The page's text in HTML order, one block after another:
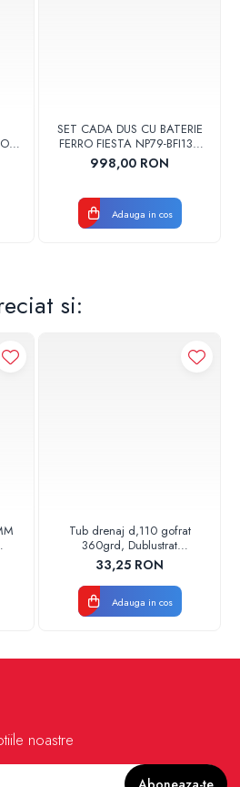
SET CADA DUS CU BATERIE
FERRO FIESTA NP79-BFI13U
CROM
998,00 RON
Adauga in cos
si:
Tub drenaj d,110 gofrat
360grd, Dublustrat
verde/negru 110152 Drainkit
33,25 RON
Adauga in cos
noastre